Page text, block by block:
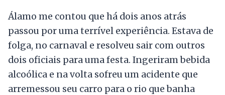
Álamo me contou que há dois anos atrás
passou por uma terrível experiência. Estava de
folga, no carnaval e resolveu sair com outros
dois oficiais para uma festa. Ingeriram bebida
alcoólica e na volta sofreu um acidente que
arremessou seu carro para o rio que banha